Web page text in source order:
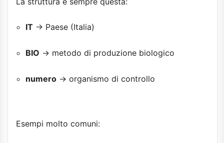
IT → Paese (Italia)
BIO → metodo di produzione biologico
numero → organismo di controllo
Esempi molto comuni: